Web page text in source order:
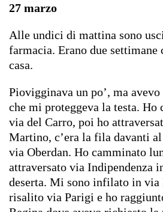
27 marzo
Alle undici di mattina sono
farmacia. Erano due settimane
casa.
Piovigginava un po’, ma
che mi proteggeva la testa. Ho
via del Carro, poi ho
Martino, c’era la fila davanti
via Oberdan. Ho camminato
attraversato via Indipendenza
deserta. Mi sono infilato in
risalito via Parigi e ho